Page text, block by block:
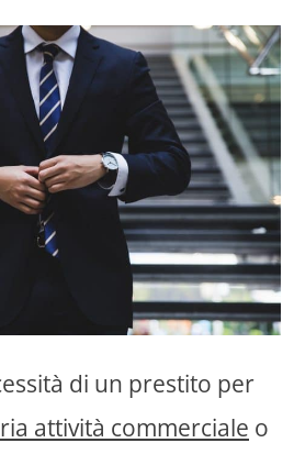
di un prestito per
attività commerciale o